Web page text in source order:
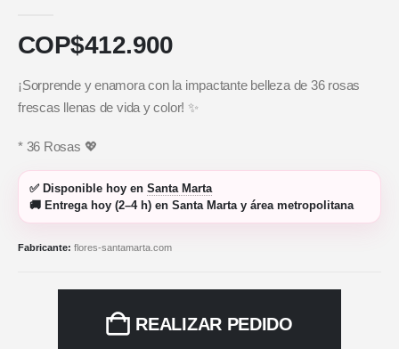
COP$412.900
¡Sorprende y enamora con la impactante belleza de 36 rosas
frescas llenas de vida y color! ✨
* 36 Rosas 💖
✅ Disponible hoy en Santa Marta
🚚 Entrega hoy (2–4 h) en Santa Marta y área metropolitana
Fabricante: flores-santamarta.com
REALIZAR PEDIDO